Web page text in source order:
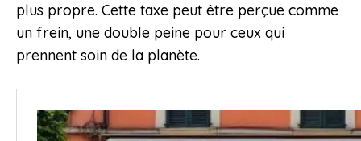
plus propre. Cette taxe peut être perçue comme
un frein, une double peine pour ceux qui
prennent soin de la planète.